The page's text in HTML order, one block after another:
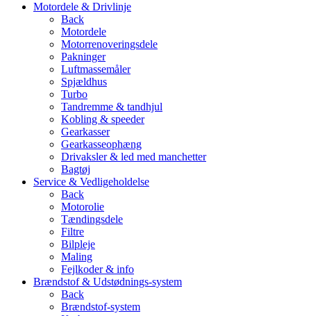
Motordele & Drivlinje
Back
Motordele
Motorrenoveringsdele
Pakninger
Luftmassemåler
Spjældhus
Turbo
Tandremme & tandhjul
Kobling & speeder
Gearkasser
Gearkasseophæng
Drivaksler & led med manchetter
Bagtøj
Service & Vedligeholdelse
Back
Motorolie
Tændingsdele
Filtre
Bilpleje
Maling
Fejlkoder & info
Brændstof & Udstødnings-system
Back
Brændstof-system